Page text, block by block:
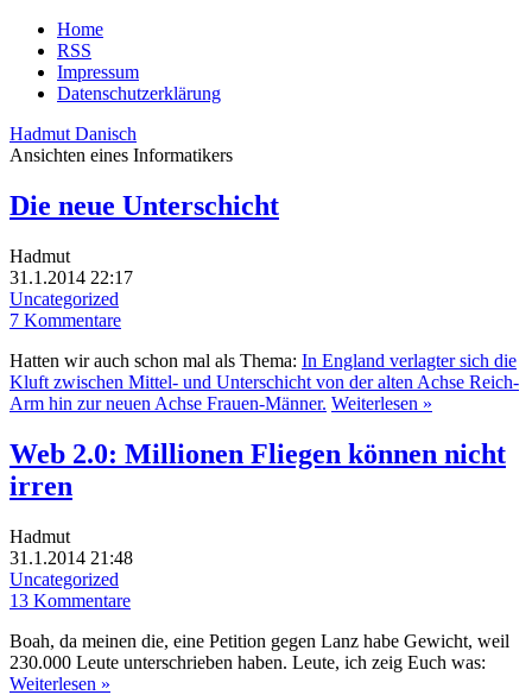
Home
RSS
Impressum
Datenschutzerklärung
Hadmut Danisch
Ansichten eines Informatikers
Die neue Unterschicht
Hadmut
31.1.2014 22:17
Uncategorized
7 Kommentare
Hatten wir auch schon mal als Thema: In England verlagter sich die
Kluft zwischen Mittel- und Unterschicht von der alten Achse Reich-
Arm hin zur neuen Achse Frauen-Männer. Weiterlesen »
Web 2.0: Millionen Fliegen können nicht
irren
Hadmut
31.1.2014 21:48
Uncategorized
13 Kommentare
Boah, da meinen die, eine Petition gegen Lanz habe Gewicht, weil
230.000 Leute unterschrieben haben. Leute, ich zeig Euch was:
Weiterlesen »